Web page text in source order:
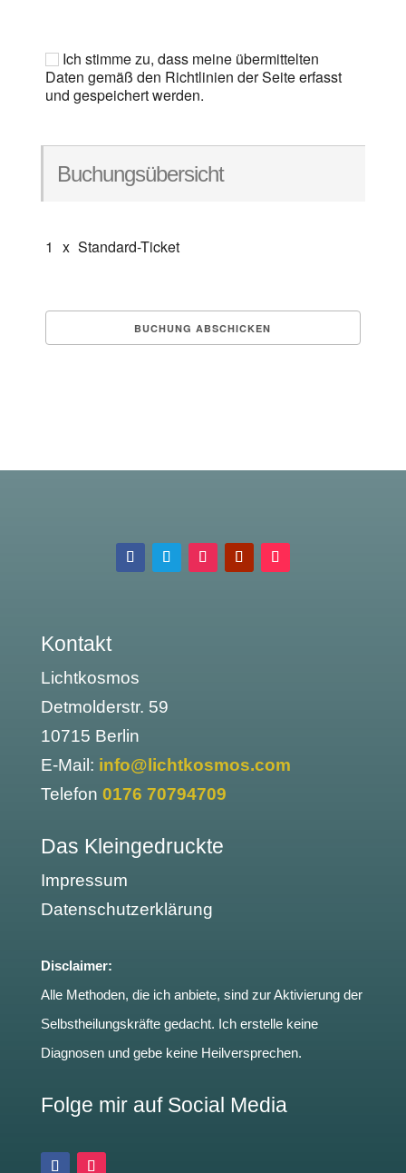
Ich stimme zu, dass meine übermittelten
Daten gemäß den Richtlinien der Seite erfasst
und gespeichert werden.
Buchungsübersicht
1 x Standard-Ticket
Kontakt
Lichtkosmos
Detmolderstr. 59
10715 Berlin
E-Mail: info@lichtkosmos.com
Telefon 0176 70794709
Das Kleingedruckte
Impressum
Datenschutzerklärung
Disclaimer:
Alle Methoden, die ich anbiete, sind zur Aktivierung der
Selbstheilungskräfte gedacht. Ich erstelle keine
Diagnosen und gebe keine Heilversprechen.
Folge mir auf Social Media